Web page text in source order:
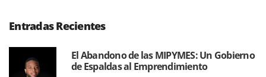
Entradas Recientes
El Abandono de las MIPYMES: Un Gobierno
de Espaldas al Emprendimiento